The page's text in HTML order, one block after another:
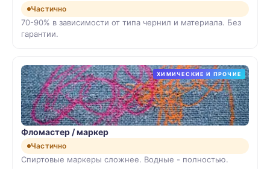
Частично
70-90% в зависимости от типа чернил и материала. Без
гарантии.
ХИМИЧЕСКИЕ И ПРОЧИЕ
Фломастер / маркер
Частично
Спиртовые маркеры сложнее. Водные - полностью.